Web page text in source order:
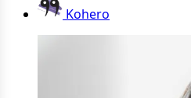
Kohero